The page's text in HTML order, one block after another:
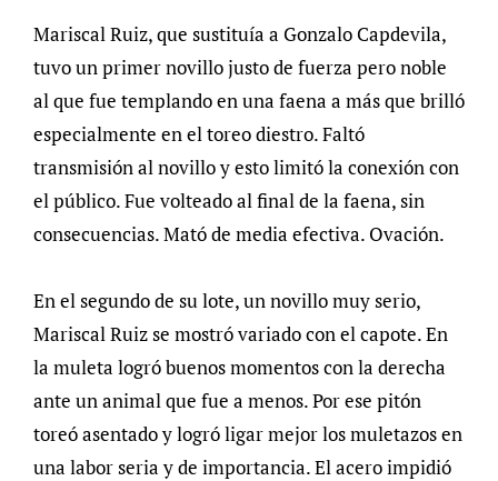
Mariscal Ruiz, que sustituía a Gonzalo Capdevila,
tuvo un primer novillo justo de fuerza pero noble
al que fue templando en una faena a más que brilló
especialmente en el toreo diestro. Faltó
transmisión al novillo y esto limitó la conexión con
el público. Fue volteado al final de la faena, sin
consecuencias. Mató de media efectiva. Ovación.
En el segundo de su lote, un novillo muy serio,
Mariscal Ruiz se mostró variado con el capote. En
la muleta logró buenos momentos con la derecha
ante un animal que fue a menos. Por ese pitón
toreó asentado y logró ligar mejor los muletazos en
una labor seria y de importancia. El acero impidió